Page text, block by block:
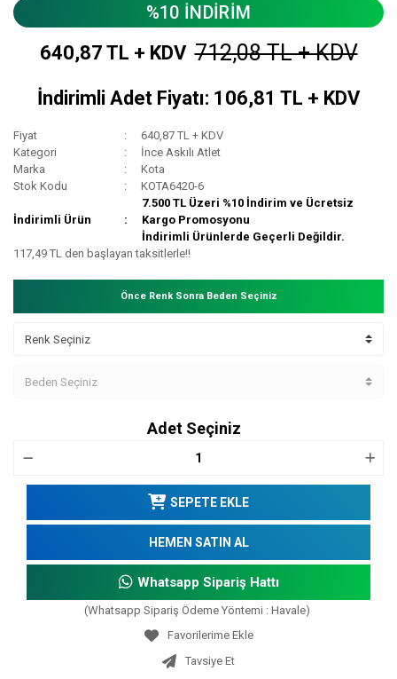
%10 İNDİRİM
640,87 TL + KDV 712,08 TL + KDV
İndirimli Adet Fiyatı: 106,81 TL + KDV
Fiyat
640,87 TL + KDV
Kategori
İnce Askılı Atlet
Marka
Kota
Stok Kodu
KOTA6420-6
İndirimli Ürün
7.500 TL Üzeri %10 İndirim ve Ücretsiz
Kargo Promosyonu
İndirimli Ürünlerde Geçerli Değildir.
117,49 TL den başlayan taksitlerle!!
Önce Renk Sonra Beden Seçiniz
Adet Seçiniz
SEPETE EKLE
HEMEN SATIN AL
Whatsapp Sipariş Hattı
(Whatsapp Sipariş Ödeme Yöntemi : Havale)
Tavsiye Et